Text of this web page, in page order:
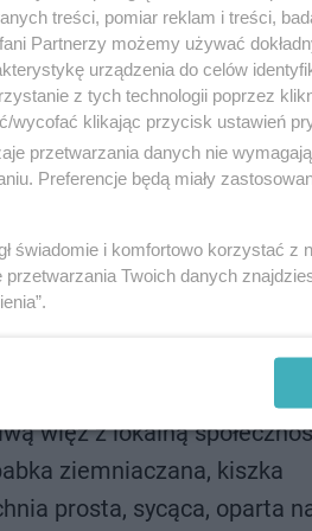
cerkwie
wiele zniszczonych) i
i tworzy unikalny,
są dziedzictwem tych
pięknie zdobionych
i ornamentami.
dodają uroku i są
Nie ma pośpiechu,
Ludzie są tu często
więź z lokalną
ziemniaczana, kiszka
prosta, sycąca, oparta
treści, pomiar reklam i treści,
Partnerzy możemy używać
urządzenia do celów
z tych technologii poprzez
wycofać klikając przycisk ustawień
przetwarzania danych nie
Preferencje będą miały
świadomie i komfortowo korzystać z
Twoich danych